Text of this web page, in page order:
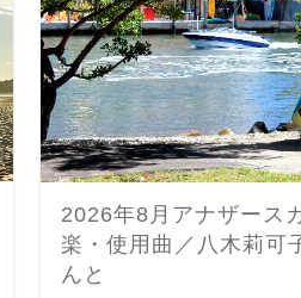
2026年8月アナザース
楽・使用曲／八木莉可
んと